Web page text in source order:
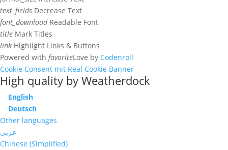
text_fields Decrease Text
font_download Readable Font
title Mark Titles
link Highlight Links & Buttons
Powered with favoriteLove by Codenroll
Cookie Consent mit Real Cookie Banner
High quality by Weatherdock
English
Deutsch
Other languages
عربي
Chinese (Simplified)